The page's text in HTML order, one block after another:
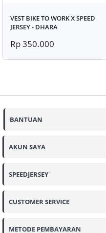
VEST BIKE TO WORK X SPEED
JERSEY - DHARA
Rp 350.000
BANTUAN
AKUN SAYA
SPEEDJERSEY
CUSTOMER SERVICE
METODE PEMBAYARAN